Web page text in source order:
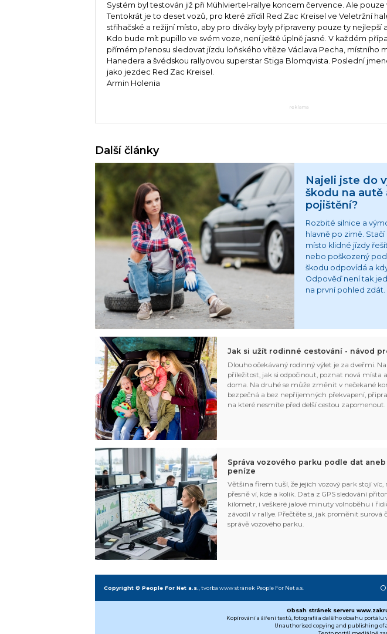
Systém byl testován již při Mühlviertel-rallye koncem července. Ale
Tentokrát je to deset vozů, pro které zřídil Red Zac Kreisel ve Veletržní
střihačské a režijní místo, aby pro diváky byly připraveny pouze ty nejlepší
Kdo bude mít pupillo ve svém voze, není ještě úplně jasné. V každém
přímém přenosu sledovat jízdu loňského vítěze Václava Pecha, místního
Hanedera a švédskou rallyovou superstar Stiga Blomqvista. Poslední
jako jezdec Red Zac Kreisel.
Armin Holenia
reklama
Další články
Najeli jste do
škodu na autě
pojištění?
Rozbité silnice a
hlavně po zimě.
místo klidné jízdy
nebo poškozený
škodu odpovídá a
Odpověď není tak
na první pohled zdát.
Jak si užít rodinné cestování - návod
Dlouho očekávaný rodinný výlet je za dveřmi.
příležitost, jak si odpočinout, poznat nová místa
doma. Na druhé se může změnit v nečekané
bezpečná a bez nepříjemných překvapení,
na které nesmíte před delší cestou zapomenout.
Správa vozového parku podle dat
peníze
Většina firem tuší, že jejich vozový park stojí víc,
přesně ví, kde a kolik. Data z GPS sledování
kilometr, i veškeré jalové minuty volnoběhu i
závodil v rallye. Přečtěte si, jak proměnit surová
správě vozového parku.
Copyright © People For Net a.s. tvorba www stránek People For Net a.s.
Obsah stránek serveru
Kopírování a šíření textů, fotografií a dalšího obsahu
Unauthorised copying and publishing of